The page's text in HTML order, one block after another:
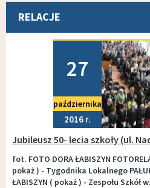
RELACJE
27
października
2016
Jubileusz 50- lecia szkoły (ul.
fot. FOTO DORA ŁABISZYN
pokaż ) - Tygodnika Lokalnego
ŁABISZYN ( pokaż ) - Zespołu Szkół